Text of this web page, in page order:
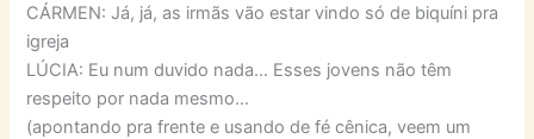
CÁRMEN: Já, já, as irmãs vão estar vindo só de biquíni pra
igreja
LÚCIA: Eu num duvido nada… Esses jovens não têm
respeito por nada mesmo…
(apontando pra frente e usando de fé cênica, veem um